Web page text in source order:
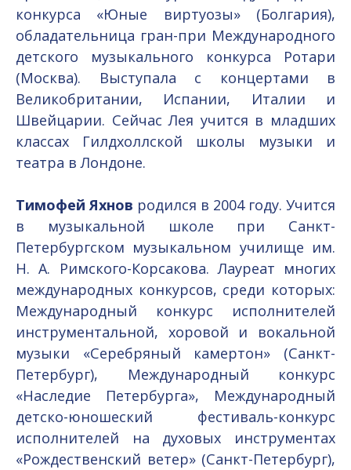
конкурса «Юные виртуозы» (Болгария),
обладательница гран-при Международного
детского музыкального конкурса Ротари
(Москва). Выступала с концертами в
Великобритании, Испании, Италии и
Швейцарии. Сейчас Лея учится в младших
классах Гилдхоллской школы музыки и
театра в Лондоне.
Тимофей Яхнов родился в 2004 году. Учится
в музыкальной школе при Санкт-
Петербургском музыкальном училище им.
Н. А. Римского-Корсакова. Лауреат многих
международных конкурсов, среди которых:
Международный конкурс исполнителей
инструментальной, хоровой и вокальной
музыки «Серебряный камертон» (Санкт-
Петербург), Международный конкурс
«Наследие Петербурга», Международный
детско-юношеский фестиваль-конкурс
исполнителей на духовых инструментах
«Рождественский ветер» (Санкт-Петербург),